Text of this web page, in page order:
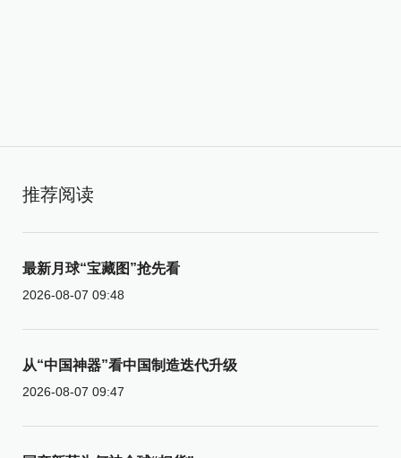
推荐阅读
最新月球“宝藏图”抢先看
2026-08-07 09:48
从“中国神器”看中国制造迭代升级
2026-08-07 09:47